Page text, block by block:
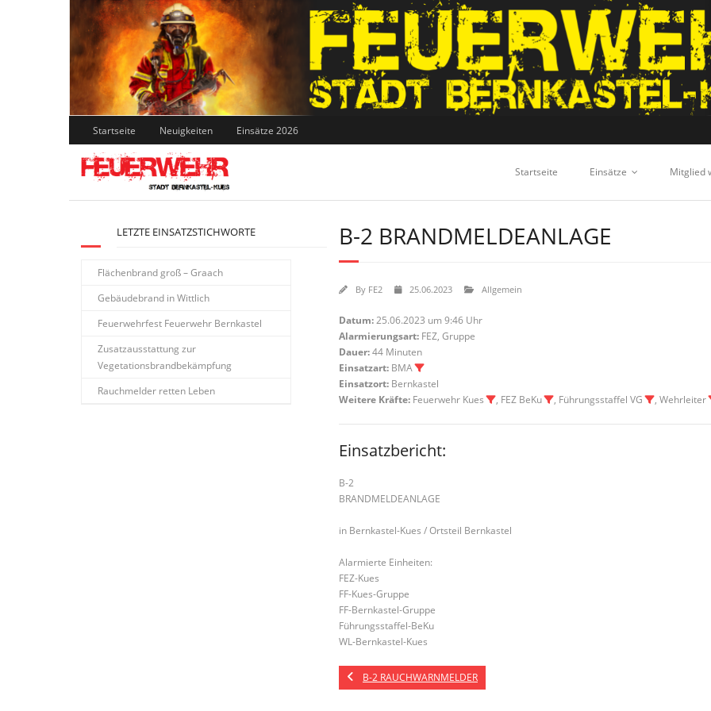
Skip
to
content
Startseite Neuigkeiten Einsätze 2026
Startseite Einsätze Mitglied
B-2 BRANDMELDEANLAGE
By FE2 25.06.2023 Allgemein
Datum:25.06.2023 um 9:46 Uhr
Alarmierungsart: FEZ, Gruppe
Dauer:44 Minuten
Einsatzart: BMA
Einsatzort: Bernkastel
Weitere Kräfte: Feuerwehr Kues , FEZ BeKu , Führungsstaffel VG , Wehrleiter
Einsatzbericht:
B-2
BRANDMELDEANLAGE
in Bernkastel-Kues / Ortsteil Bernkastel
Alarmierte Einheiten:
FEZ-Kues
FF-Kues-Gruppe
FF-Bernkastel-Gruppe
Führungsstaffel-BeKu
WL-Bernkastel-Kues
B-2 RAUCHWARNMELDER
LETZTE EINSATZSTICHWORTE
Flächenbrand groß – Graach
Gebäudebrand in Wittlich
Feuerwehrfest Feuerwehr Bernkastel
Zusatzausstattung zur
Vegetationsbrandbekämpfung
Rauchmelder retten Leben